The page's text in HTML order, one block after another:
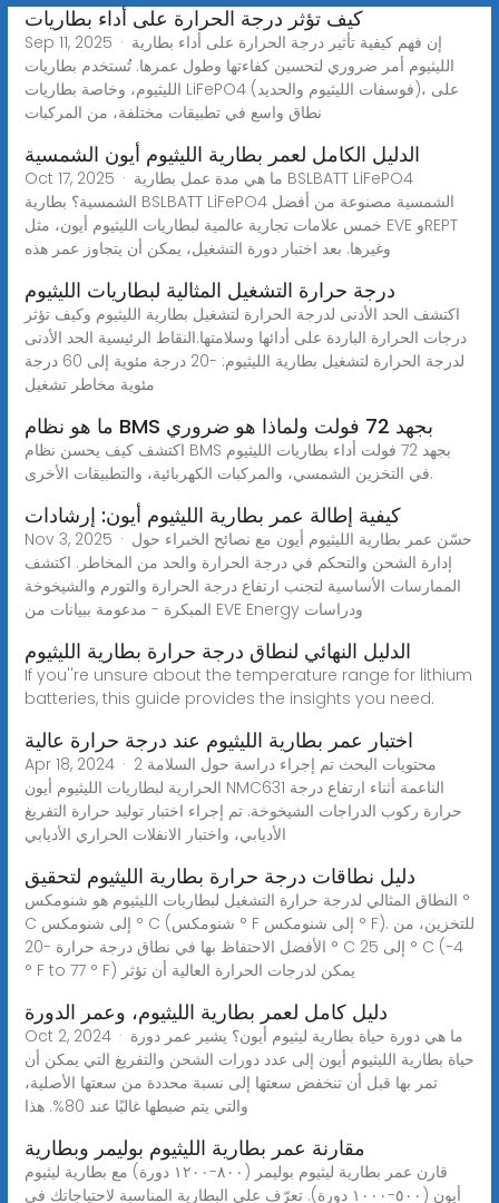
كيف تؤثر درجة الحرارة على أداء بطاريات
Sep 11, 2025 · إن فهم كيفية تأثير درجة الحرارة على أداء بطارية
الليثيوم أمر ضروري لتحسين كفاءتها وطول عمرها. تُستخدم بطاريات
الليثيوم، وخاصة بطاريات LiFePO4 (فوسفات الليثيوم والحديد)، على
نطاق واسع في تطبيقات مختلفة، من المركبات
الدليل الكامل لعمر بطارية الليثيوم أيون الشمسية
Oct 17, 2025 · ما هي مدة عمل بطارية BSLBATT LiFePO4
الشمسية؟ بطارية BSLBATT LiFePO4 الشمسية مصنوعة من أفضل
خمس علامات تجارية عالمية لبطاريات الليثيوم أيون، مثل EVE وREPT
وغيرها. بعد اختبار دورة التشغيل، يمكن أن يتجاوز عمر هذه
درجة حرارة التشغيل المثالية لبطاريات الليثيوم
اكتشف الحد الأدنى لدرجة الحرارة لتشغيل بطارية الليثيوم وكيف تؤثر
درجات الحرارة الباردة على أدائها وسلامتها.النقاط الرئيسية الحد الأدنى
لدرجة الحرارة لتشغيل بطارية الليثيوم: -20 درجة مئوية إلى 60 درجة
مئوية مخاطر تشغيل
ما هو نظام BMS بجهد 72 فولت ولماذا هو ضروري
اكتشف كيف يحسن نظام BMS بجهد 72 فولت أداء بطاريات الليثيوم
في التخزين الشمسي، والمركبات الكهربائية، والتطبيقات الأخرى.
كيفية إطالة عمر بطارية الليثيوم أيون: إرشادات
Nov 3, 2025 · حسّن عمر بطارية الليثيوم أيون مع نصائح الخبراء حول
إدارة الشحن والتحكم في درجة الحرارة والحد من المخاطر. اكتشف
الممارسات الأساسية لتجنب ارتفاع درجة الحرارة والتورم والشيخوخة
المبكرة - مدعومة ببيانات من EVE Energy ودراسات
الدليل النهائي لنطاق درجة حرارة بطارية الليثيوم
If you''re unsure about the temperature range for lithium
batteries, this guide provides the insights you need.
اختبار عمر بطارية الليثيوم عند درجة حرارة عالية
Apr 18, 2024 · 2 محتويات البحث تم إجراء دراسة حول السلامة
الحرارية لبطاريات الليثيوم أيون NMC631 الناعمة أثناء ارتفاع درجة
حرارة ركوب الدراجات الشيخوخة. تم إجراء اختبار توليد حرارة التفريغ
الأديابي، واختبار الانفلات الحراري الأديابي
دليل نطاقات درجة حرارة بطارية الليثيوم لتحقيق
النطاق المثالي لدرجة حرارة التشغيل لبطاريات الليثيوم هو شنومكس °
C إلى شنومكس ° C (شنومكس ° F إلى شنومكس ° F). للتخزين، من
الأفضل الاحتفاظ بها في نطاق درجة حرارة -20 ° C إلى 25 ° C (-4
° F to 77 ° F) يمكن لدرجات الحرارة العالية أن تؤثر
دليل كامل لعمر بطارية الليثيوم، وعمر الدورة
Oct 2, 2024 · ما هي دورة حياة بطارية ليثيوم أيون؟ يشير عمر دورة
حياة بطارية الليثيوم أيون إلى عدد دورات الشحن والتفريغ التي يمكن أن
تمر بها قبل أن تنخفض سعتها إلى نسبة محددة من سعتها الأصلية،
والتي يتم ضبطها غالبًا عند 80%. هذا
مقارنة عمر بطارية الليثيوم بوليمر وبطارية
قارن عمر بطارية ليثيوم بوليمر (٨٠٠-١٢٠٠ دورة) مع بطارية ليثيوم
أيون (٥٠٠-١٠٠٠ دورة). تعرّف على البطارية المناسبة لاحتياجاتك في